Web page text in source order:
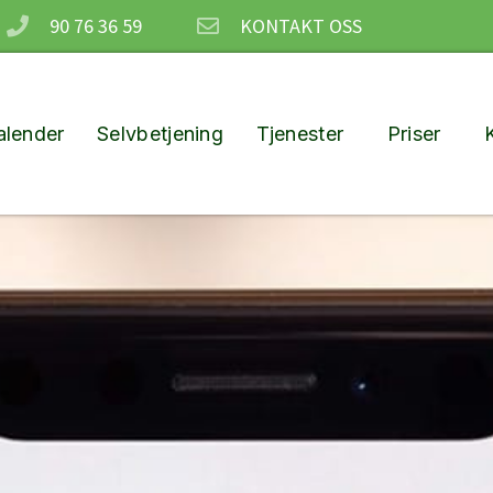
90 76 36 59 KONTAKT OSS
Selvbetjening Tjenester Priser